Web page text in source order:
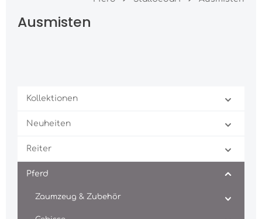
Ausmisten
Kollektionen
Neuheiten
Reiter
Pferd
Zaumzeug & Zubehör